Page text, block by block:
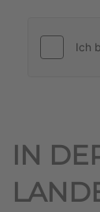
IN